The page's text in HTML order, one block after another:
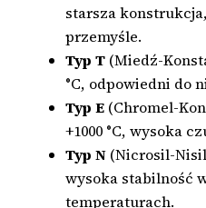
starsza
przemyśle.
Typ T (Miedź-
°C, odpowiedni do
Typ E (Chromel-
+1000 °C, wysoka
Typ N (Nicrosil-
wysoka stabilność
temperaturach.